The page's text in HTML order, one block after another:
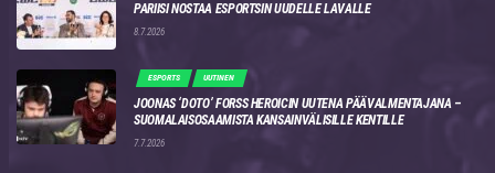
PARIISI NOSTAA ESPORTSIN UUDELLE LAVALLE
8.7.2026
ESPORTS UUTINEN
JOONAS ‘DOTO’ FORSS HEROICIN UUTENA PÄÄVALMENTAJANA –
SUOMALAISOSAAMISTA KANSAINVÄLISILLE KENTILLE
7.7.2026